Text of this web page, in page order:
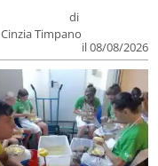
di
Cinzia Timpano
il 08/08/2026